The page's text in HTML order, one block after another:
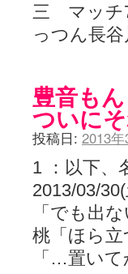
三 マッ
っつん長
豊音も
ついに
投稿日: 2013
1 ：以下、
2013/03/
「でも出
桃「ほら
「…置い